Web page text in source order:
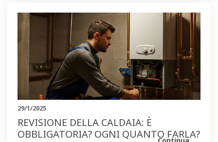
29/1/2025
REVISIONE DELLA CALDAIA: È
OBBLIGATORIA? OGNI QUANTO FARLA?